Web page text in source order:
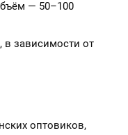
— 50–100
в зависимости от
оптовиков,